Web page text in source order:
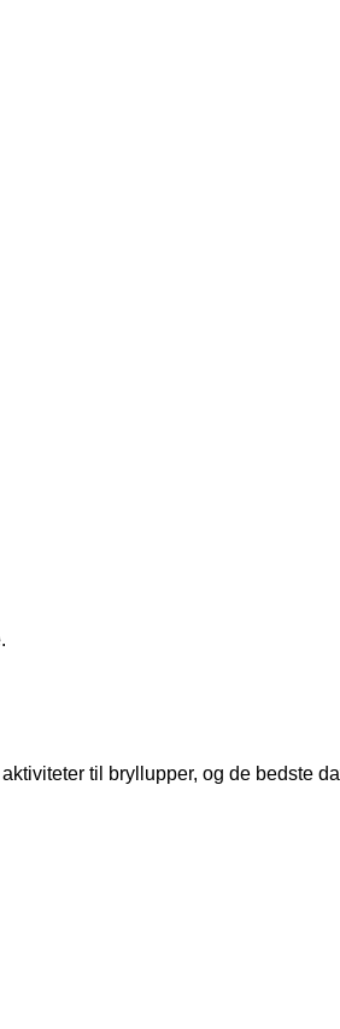
til bryllupper, og de bedste